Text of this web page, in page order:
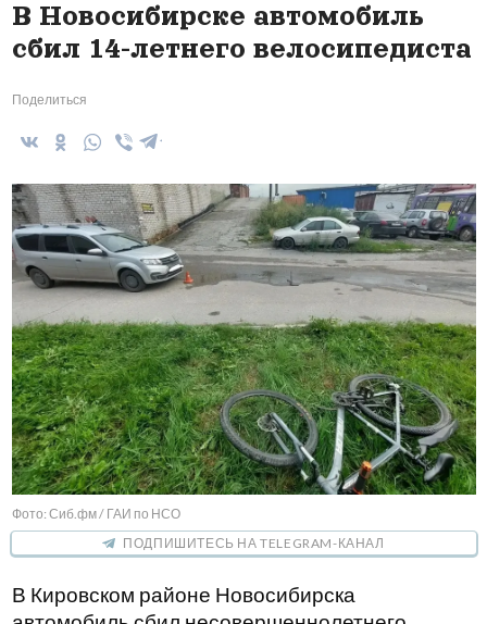
В Новосибирске автомобиль
сбил 14-летнего велосипедиста
Поделиться
Фото: Сиб.фм / ГАИ по НСО
ПОДПИШИТЕСЬ НА TELEGRAM-КАНАЛ
В Кировском районе Новосибирска